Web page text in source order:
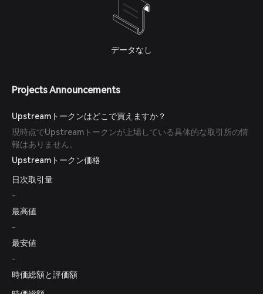
データなし
Projects Announcements
Upstreamトークンはどこで買えますか？
現時点でUpstreamトークンが上場している具体的な取引所の情
報はありません。
Upstreamトークン価格
日次取引量
-
最高値
-
最安値
-
時価総額と評価額